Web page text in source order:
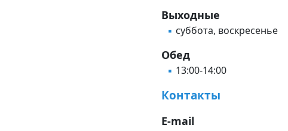
Выходные
суббота, воскресенье
Обед
13:00-14:00
Контакты
E-mail